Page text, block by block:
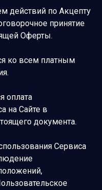
действий по Акцепту
принятие
Оферты.
ко всем платным
оплата
на Сайте в
документа.
Сервиса